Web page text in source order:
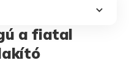
a fiatal